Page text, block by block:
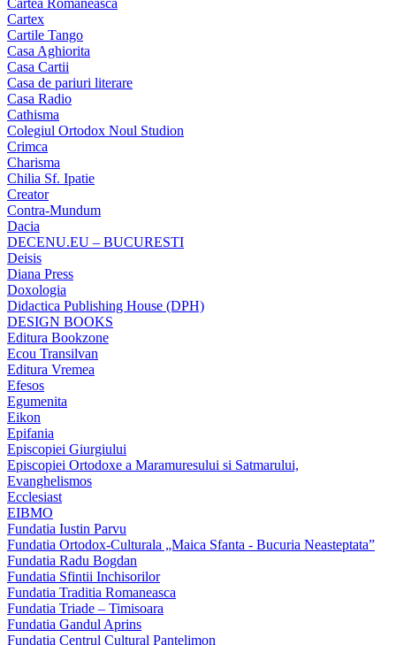
Cartex
Cartile Tango
Casa Aghiorita
Casa Cartii
Casa de pariuri literare
Casa Radio
Cathisma
Colegiul Ortodox Noul Studion
Crimca
Charisma
Chilia Sf. Ipatie
Creator
Contra-Mundum
Dacia
DECENU.EU – BUCURESTI
Deisis
Diana Press
Doxologia
Didactica Publishing House (DPH)
DESIGN BOOKS
Editura Bookzone
Ecou Transilvan
Editura Vremea
Efesos
Egumenita
Eikon
Epifania
Episcopiei Giurgiului
Episcopiei Ortodoxe a Maramuresului si Satmarului,
Evanghelismos
Ecclesiast
EIBMO
Fundatia Iustin Parvu
Fundatia Ortodox-Culturala „Maica Sfanta - Bucuria Neasteptata”
Fundatia Radu Bogdan
Fundatia Sfintii Inchisorilor
Fundatia Traditia Romaneasca
Fundatia Triade – Timisoara
Fundatia Gandul Aprins
Fundatia Centrul Cultural Pantelimon